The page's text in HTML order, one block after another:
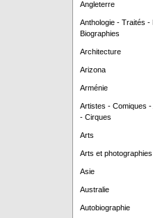
Angleterre
Anthologie - Traités -
Biographies
Architecture
Arizona
Arménie
Artistes - Comiques -
- Cirques
Arts
Arts et photographies
Asie
Australie
Autobiographie